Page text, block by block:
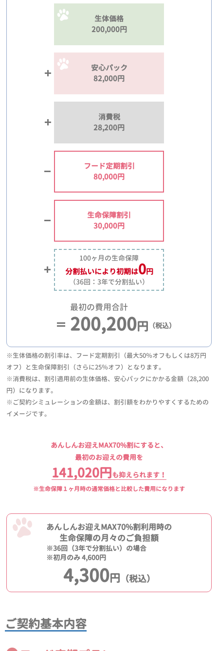
生体価格
200,000円
安心パック
82,000円
消費税
28,200円
フード定期割引
80,000円
生命保障割引
30,000円
100ヶ月の生命保障
分割払いにより初期は0円
（36回：3年で分割払い）
最初の費用合計
200,200円 （税込）
※生体価格の割引率は、フード定期割引（最大50％オフもしくは8万円
オフ）と生命保障割引（さらに25％オフ）となります。
※消費税は、割引適用前の生体価格、安心パックにかかる金額（28,200
円）になります。
※ご契約シミュレーションの金額は、割引額をわかりやすくするための
イメージです。
あんしんお迎えMAX70%割にすると、
最初のお迎えの費用を
141,020円も抑えられます！
※生命保障１ヶ月時の通常価格と比較した費用になります
あんしんお迎えMAX70%割利用時の
生命保障の月々のご負担額
※36回（3年で分割払い）の場合
※初月のみ 4,600円
4,300円 （税込）
ご契約基本内容